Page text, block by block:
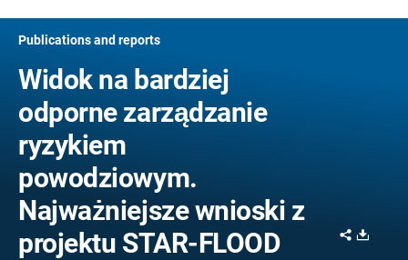
Publications and reports
Widok na bardziej
odporne zarządzanie
ryzykiem
powodziowym.
Najważniejsze wnioski z
projektu STAR-FLOOD
Share